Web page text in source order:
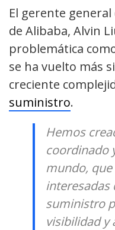
El gerente
de Alibaba, Alvin
problemática
se ha vuelto más
creciente
suministro.
Hemos
coordinado
mundo,
interesadas
suministro
visibilidad y